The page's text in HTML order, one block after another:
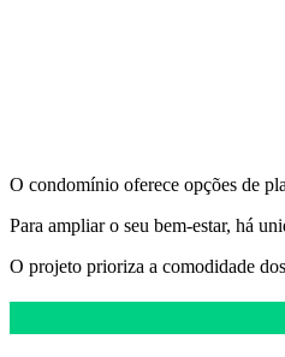
O condomínio oferece opções de
Para ampliar o seu bem-estar, há
O projeto prioriza a comodidade